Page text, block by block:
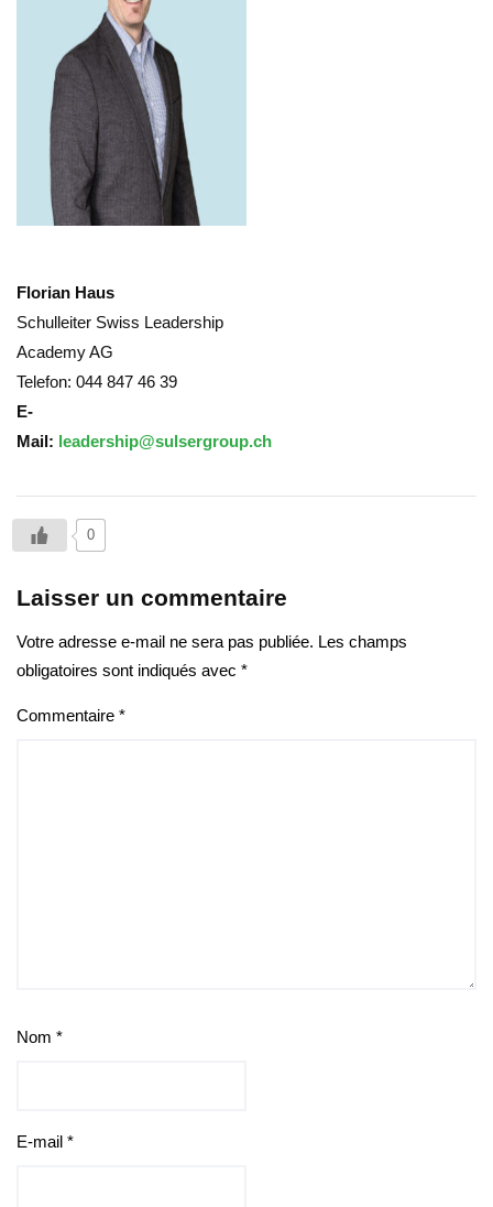
Florian Haus
Schulleiter Swiss Leadership
Academy AG
Telefon: 044 847 46 39
E-
Mail: leadership@sulsergroup.ch
0
Laisser un commentaire
Votre adresse e-mail ne sera pas publiée. Les champs
obligatoires sont indiqués avec *
Commentaire *
Nom *
E-mail *